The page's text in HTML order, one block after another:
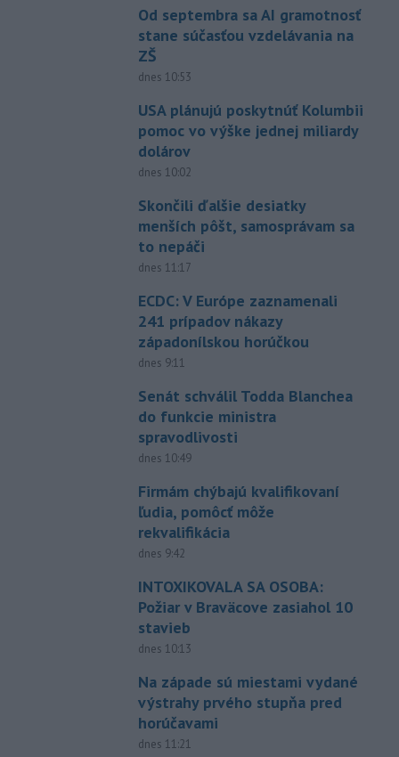
Od septembra sa AI gramotnosť
stane súčasťou vzdelávania na
ZŠ
dnes 10:53
USA plánujú poskytnúť Kolumbii
pomoc vo výške jednej miliardy
dolárov
dnes 10:02
Skončili ďalšie desiatky
menších pôšt, samosprávam sa
to nepáči
dnes 11:17
ECDC: V Európe zaznamenali
241 prípadov nákazy
západonílskou horúčkou
dnes 9:11
Senát schválil Todda Blanchea
do funkcie ministra
spravodlivosti
dnes 10:49
Firmám chýbajú kvalifikovaní
ľudia, pomôcť môže
rekvalifikácia
dnes 9:42
INTOXIKOVALA SA OSOBA:
Požiar v Braväcove zasiahol 10
stavieb
dnes 10:13
Na západe sú miestami vydané
výstrahy prvého stupňa pred
horúčavami
dnes 11:21